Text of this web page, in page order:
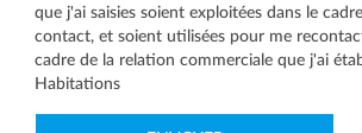
que j'ai saisies soient exploitées dans le
contact, et soient utilisées pour me
cadre de la relation commerciale que j'ai
Habitations